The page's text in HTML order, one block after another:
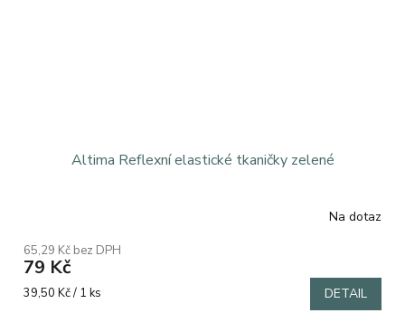
Altima Reflexní elastické tkaničky zelené
Na dotaz
65,29 Kč bez DPH
79 Kč
Měrná
39,50 Kč / 1 ks DETAIL